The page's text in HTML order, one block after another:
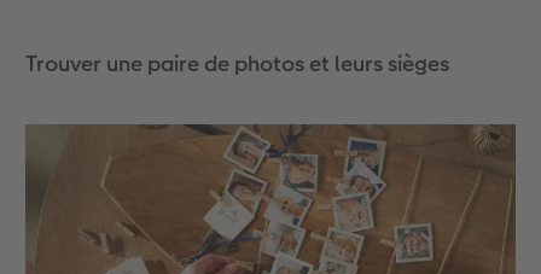
Trouver une paire de photos et leurs sièges